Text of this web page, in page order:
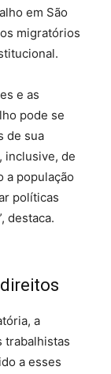
em São
migratórios
e as
pode se
de sua
inclusive, de
a população
políticas
destaca.
a
trabalhistas
a esses